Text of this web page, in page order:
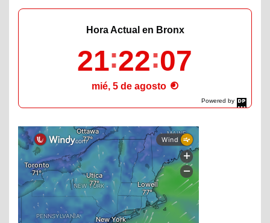
Powered by
DaysPedia.com
Hora Actual en Bronx
21 22 08
mié, 5 de agosto